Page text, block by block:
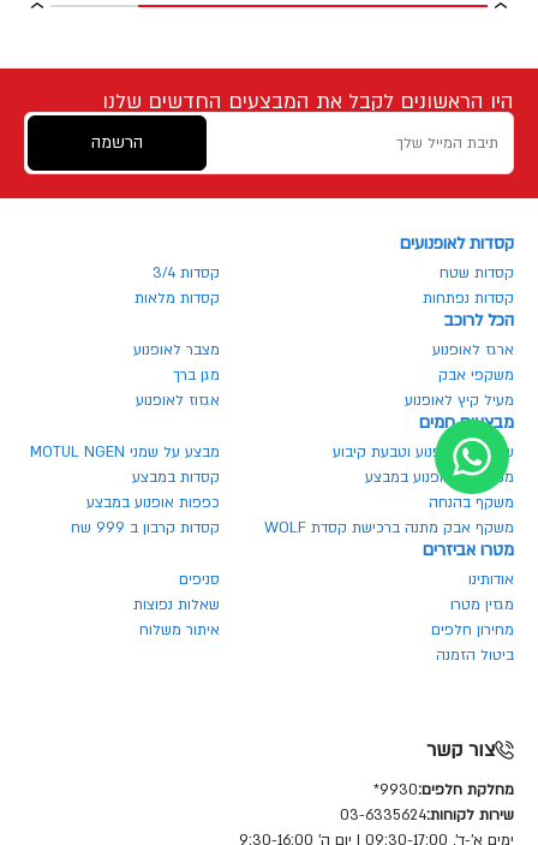
היו הראשונים לקבל את המבצעים החדשים שלנו
הרשמה
קסדות לאופנועים
קסדות שטח
קסדות 3/4
קסדות נפתחות
קסדות מלאות
הכל לרוכב
ארגז לאופנוע
מצבר לאופנוע
משקפי אבק
מגן ברך
מעיל קיץ לאופנוע
אגזוז לאופנוע
מבצעים חמים
שרשרת לאופנוע וטבעת קיבוע
מבצע על שמני MOTUL NGEN
מנעולים לאופנוע במבצע
קסדות במבצע
משקף בהנחה
כפפות אופנוע במבצע
משקף אבק מתנה ברכישת קסדת WOLF
קסדות קרבון ב 999 שח
מטרו אביזרים
אודותינו
סניפים
מגזין מטרו
שאלות נפוצות
מחירון חלפים
איתור משלוח
ביטול הזמנה
צור קשר
מחלקת חלפים:9930*
שירות לקוחות:03-6335624
ימים א'-ד', 09:30-17:00 | יום ה' 9:30-16:00